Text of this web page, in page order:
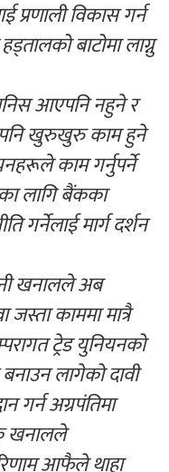
प्रणाली विकास गर्न
बाटोमा लाग्नु
आएपनि नहुने र
खुरुखुरु काम हुने
काम गर्नुपर्ने
लागि बैंकका
गर्नेलाई मार्ग दर्शन
खनालले अब
काममा मात्रै
ट्रेड युनियनको
लागेको दावी
गर्न अग्रपंतिमा
खनालले